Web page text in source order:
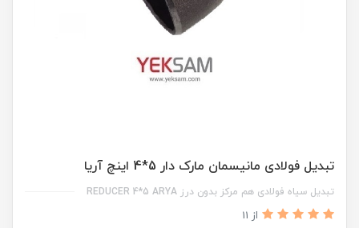
تبدیل فولادی مانیسمان مارک دار 5*4 اینچ آریا
تبدیل سیاه فولادی هم مرکز بدون درز REDUCER 4*5 ARYA
از 11